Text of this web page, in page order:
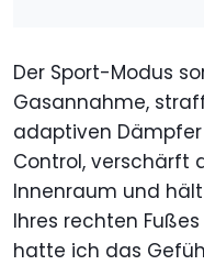
Der Sport-Modus
Gasannahme,
adaptiven
Control, verschärft
Innenraum und
Ihres rechten
hatte ich das